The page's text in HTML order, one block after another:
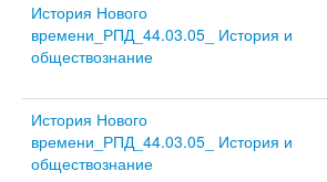
История Нового
времени_РПД_44.03.05_ История и
обществознание
История Нового
времени_РПД_44.03.05_ История и
обществознание